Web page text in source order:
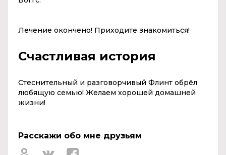
Лечение окончено! Приходите знакомиться!
Счастливая история
Стеснительный и разговорчивый Флинт обрёл
любящую семью! Желаем хорошей домашней
жизни!
Расскажи обо мне друзьям